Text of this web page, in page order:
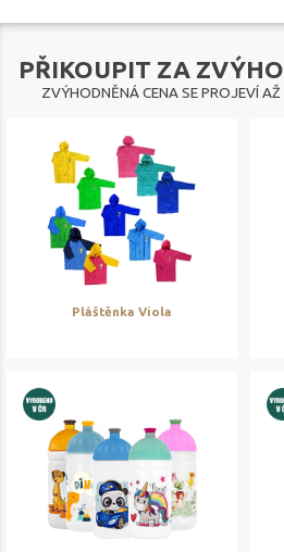
PŘIKOUPIT ZA
ZVÝHODNĚNÁ CENA SE PROJEVÍ
Pláštěnka Viola